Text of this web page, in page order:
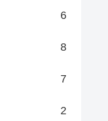
6
8
7
2